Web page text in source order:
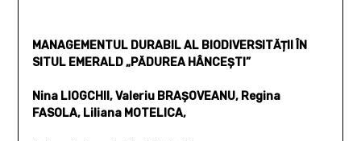
MANAGEMENTUL DURABIL AL BIODIVERSITĂȚII ÎN
SITUL EMERALD „PĂDUREA HÂNCEȘTI”
Nina LIOGCHII, Valeriu BRAȘOVEANU, Regina
FASOLA, Liliana MOTELICA,